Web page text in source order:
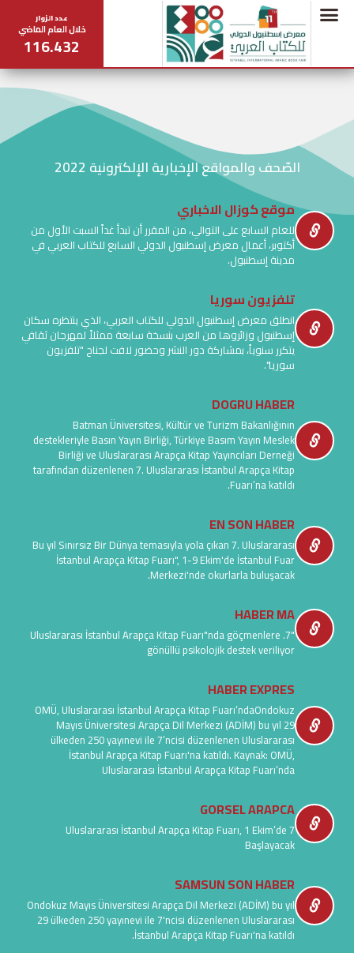
عدد الزوار
خلال العام الماضي
116.432
الصّحف والمواقع الإخبارية الإلكترونية 2022
موقع كوزال الاخباري
للعام السابع على التوالي، من المقرر أن تبدأ غداً السبت الأول من
أكتوبر، أعمال معرض إسطنبول الدولي السابع للكتاب العربي في
مدينة إسطنبول.
تلفزيون سوريا
انطلق معرض إسطنبول الدولي للكتاب العربي، الذي ينتظره سكان
إسطنبول وزائروها من العرب بنسخة سابعة ممثلاً لمهرجان ثقافي
يتكرر سنوياً، بمشاركة دور النشر وحضور لافت لجناح "تلفزيون
سوريا".
DOGRU HABER
Batman Üniversitesi, Kültür ve Turizm Bakanlığının
destekleriyle Basın Yayın Birliği, Türkiye Basım Yayın Meslek
Birliği ve Uluslararası Arapça Kitap Yayıncıları Derneği
tarafından düzenlenen 7. Uluslararası İstanbul Arapça Kitap
Fuarı’na katıldı.
EN SON HABER
Bu yıl Sınırsız Bir Dünya temasıyla yola çıkan 7. Uluslararası
İstanbul Arapça Kitap Fuarı", 1-9 Ekim'de İstanbul Fuar
Merkezi'nde okurlarla buluşacak.
HABER MA
"7. Uluslararası İstanbul Arapça Kitap Fuarı"nda göçmenlere
gönüllü psikolojik destek veriliyor
HABER EXPRES
OMÜ, Uluslararası İstanbul Arapça Kitap Fuarı’ndaOndokuz
Mayıs Üniversitesi Arapça Dil Merkezi (ADİM) bu yıl 29
ülkeden 250 yayınevi ile 7’ncisi düzenlenen Uluslararası
İstanbul Arapça Kitap Fuarı'na katıldı. Kaynak: OMÜ,
Uluslararası İstanbul Arapça Kitap Fuarı’nda
GORSEL ARAPCA
7 Uluslararası İstanbul Arapça Kitap Fuarı, 1 Ekim’de
Başlayacak
SAMSUN SON HABER
Ondokuz Mayıs Üniversitesi Arapça Dil Merkezi (ADİM) bu yıl
29 ülkeden 250 yayınevi ile 7'ncisi düzenlenen Uluslararası
İstanbul Arapça Kitap Fuarı'na katıldı.